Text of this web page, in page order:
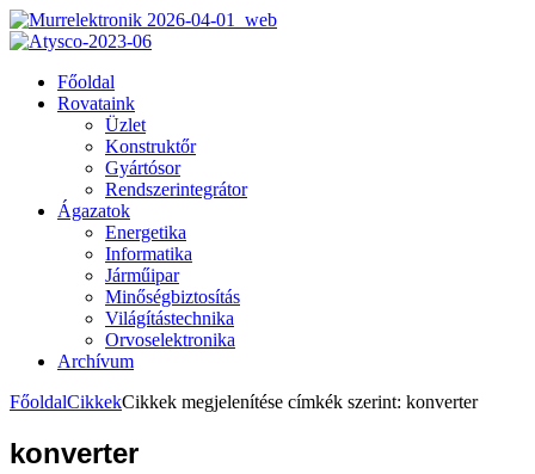
Főoldal
Rovataink
Üzlet
Konstruktőr
Gyártósor
Rendszerintegrátor
Ágazatok
Energetika
Informatika
Járműipar
Minőségbiztosítás
Világítástechnika
Orvoselektronika
Archívum
FőoldalCikkekCikkek megjelenítése címkék szerint: konverter
konverter